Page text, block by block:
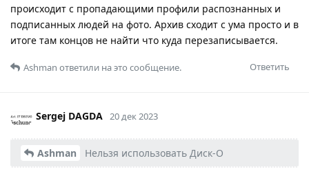
происходит с пропадающими профили распознанных и
подписанных людей на фото. Архив сходит с ума просто и в
итоге там концов не найти что куда перезаписывается.
Ответить
Ashman ответили на это сообщение.
Sergej DAGDA 20 дек 2023
Ashman Нельзя использовать Диск-О